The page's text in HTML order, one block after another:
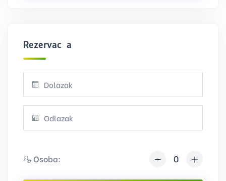
Rezervacija
Osoba: